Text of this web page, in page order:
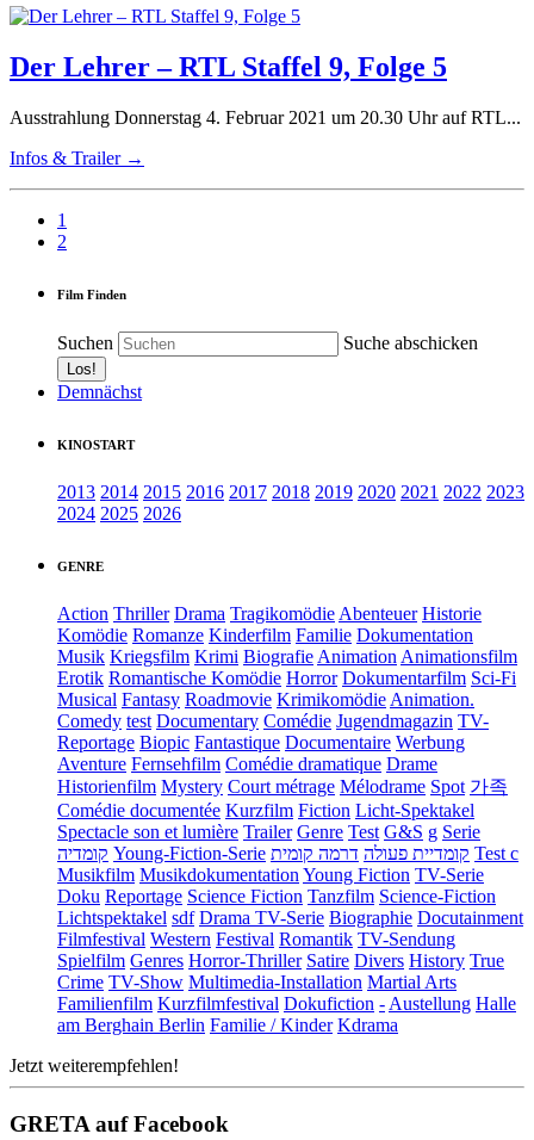
Der Lehrer – RTL Staffel 9, Folge 5
Ausstrahlung Donnerstag 4. Februar 2021 um 20.30 Uhr auf RTL...
Infos & Trailer →
1
2
Film Finden
Suchen Suche abschicken
Demnächst
KINOSTART
2013 2014 2015 2016 2017 2018 2019 2020 2021 2022 2023
2024 2025 2026
GENRE
Action Thriller Drama Tragikomödie Abenteuer Historie
Komödie Romanze Kinderfilm Familie Dokumentation
Musik Kriegsfilm Krimi Biografie Animation Animationsfilm
Erotik Romantische Komödie Horror Dokumentarfilm Sci-Fi
Musical Fantasy Roadmovie Krimikomödie Animation.
Comedy test Documentary Comédie Jugendmagazin TV-
Reportage Biopic Fantastique Documentaire Werbung
Aventure Fernsehfilm Comédie dramatique Drame
Historienfilm Mystery Court métrage Mélodrame Spot 가족
Comédie documentée Kurzfilm Fiction Licht-Spektakel
Spectacle son et lumière Trailer Genre Test G&S g Serie
קומדיה Young-Fiction-Serie קומדיית פעולה דרמה קומית
Test c
Musikfilm Musikdokumentation Young Fiction TV-Serie
Doku Reportage Science Fiction Tanzfilm Science-Fiction
Lichtspektakel sdf Drama TV-Serie Biographie Docutainment
Filmfestival Western Festival Romantik TV-Sendung
Spielfilm Genres Horror-Thriller Satire Divers History True
Crime TV-Show Multimedia-Installation Martial Arts
Familienfilm Kurzfilmfestival Dokufiction - Austellung Halle
am Berghain Berlin Familie / Kinder Kdrama
Jetzt weiterempfehlen!
GRETA auf Facebook